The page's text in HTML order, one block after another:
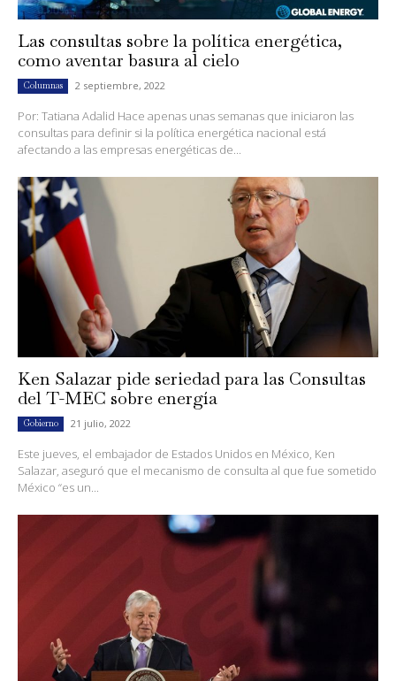
Las consultas sobre la política energética,
como aventar basura al cielo
Columnas 2 septiembre, 2022
Por: Tatiana Adalid Hace apenas unas semanas que iniciaron las
consultas para definir si la política energética nacional está
afectando a las empresas energéticas de...
Ken Salazar pide seriedad para las Consultas
del T-MEC sobre energía
Gobierno 21 julio, 2022
Este jueves, el embajador de Estados Unidos en México, Ken
Salazar, aseguró que el mecanismo de consulta al que fue sometido
México “es un...